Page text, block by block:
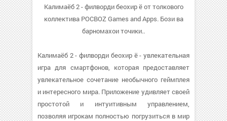
Калимаёб 2 - филворди беохир ё от толкового
коллектива POCBOZ Games and Apps. Бози ва
барномахои точики..
Калимаёб 2 - филворди беохир ё - увлекательная
игра для смартфонов, которая предоставляет
увлекательное сочетание необычного геймплея
и интересного мира. Приложение удивляет своей
простотой и интуитивным управлением,
позволяя игрокам полностью погрузиться в мир